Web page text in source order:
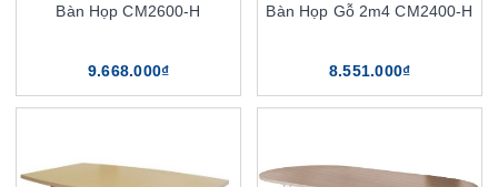
Bàn Họp CM2600-H
9.668.000₫
Bàn Họp Gỗ 2m4 CM2400-H
8.551.000₫